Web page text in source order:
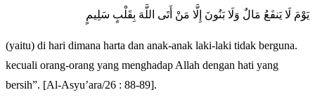
يَوْمَ لَا يَنفَعُ مَالٌ وَلَا بَنُونَ إِلَّا مَنْ أَتَى اللَّهَ بِقَلْبٍ سَلِيمٍ
(yaitu) di hari dimana harta dan anak-anak laki-laki tidak berguna.
kecuali orang-orang yang menghadap Allah dengan hati yang
bersih”. [Al-Asyu’ara/26 : 88-89].